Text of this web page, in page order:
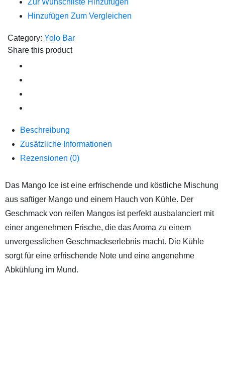
Zur Wunschliste Hinzufügen
Hinzufügen Zum Vergleichen
Category: Yolo Bar
Share this product
Beschreibung
Zusätzliche Informationen
Rezensionen (0)
Das Mango Ice ist eine erfrischende und köstliche Mischung
aus saftiger Mango und einem Hauch von Kühle. Der
Geschmack von reifen Mangos ist perfekt ausbalanciert mit
einer angenehmen Frische, die das Aroma zu einem
unvergesslichen Geschmackserlebnis macht. Die Kühle
sorgt für eine erfrischende Note und eine angenehme
Abkühlung im Mund.